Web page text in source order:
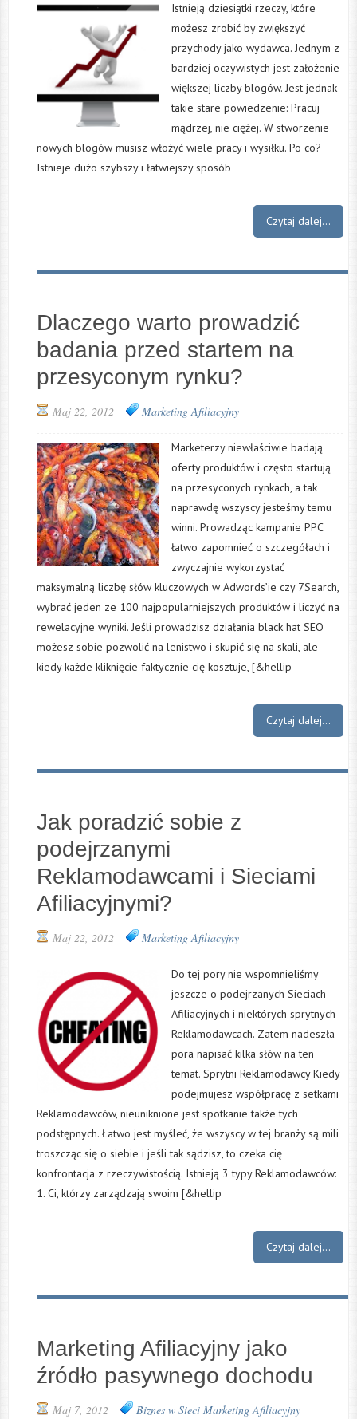
Istnieją dziesiątki rzeczy, które
możesz zrobić by zwiększyć
przychody jako wydawca. Jednym z
bardziej oczywistych jest założenie
większej liczby blogów. Jest jednak
takie stare powiedzenie: Pracuj
mądrzej, nie ciężej. W stworzenie
nowych blogów musisz włożyć wiele pracy i wysiłku. Po co?
Istnieje dużo szybszy i łatwiejszy sposób
Czytaj dalej...
Dlaczego warto prowadzić
badania przed startem na
przesyconym rynku?
Maj 22, 2012 Marketing Afiliacyjny
Marketerzy niewłaściwie badają
oferty produktów i często startują
na przesyconych rynkach, a tak
naprawdę wszyscy jesteśmy temu
winni. Prowadząc kampanie PPC
łatwo zapomnieć o szczegółach i
zwyczajnie wykorzystać
maksymalną liczbę słów kluczowych w Adwords’ie czy 7Search,
wybrać jeden ze 100 najpopularniejszych produktów i liczyć na
rewelacyjne wyniki. Jeśli prowadzisz działania black hat SEO
możesz sobie pozwolić na lenistwo i skupić się na skali, ale
kiedy każde kliknięcie faktycznie cię kosztuje, [&hellip
Czytaj dalej...
Jak poradzić sobie z
podejrzanymi
Reklamodawcami i Sieciami
Afiliacyjnymi?
Maj 22, 2012 Marketing Afiliacyjny
Do tej pory nie wspomnieliśmy
jeszcze o podejrzanych Sieciach
Afiliacyjnych i niektórych sprytnych
Reklamodawcach. Zatem nadeszła
pora napisać kilka słów na ten
temat. Sprytni Reklamodawcy Kiedy
podejmujesz współpracę z setkami
Reklamodawców, nieuniknione jest spotkanie także tych
podstępnych. Łatwo jest myśleć, że wszyscy w tej branży są mili
troszcząc się o siebie i jeśli tak sądzisz, to czeka cię
konfrontacja z rzeczywistością. Istnieją 3 typy Reklamodawców:
1. Ci, którzy zarządzają swoim [&hellip
Czytaj dalej...
Marketing Afiliacyjny jako
źródło pasywnego dochodu
Maj 7, 2012 Biznes w Sieci Marketing Afiliacyjny